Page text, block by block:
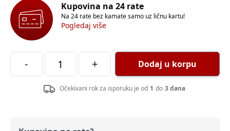
Kupovina na 24 rate
Na 24 rate bez kamate samo uz ličnu kartu!
Pogledaj više
- + Dodaj u korpu
Očekivani rok za isporuku je od 1 do 3 dana